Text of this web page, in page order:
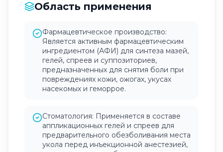
Область применения
Фармацевтическое производство:
Является активным фармацевтическим
ингредиентом (АФИ) для синтеза мазей,
гелей, спреев и суппозиториев,
предназначенных для снятия боли при
повреждениях кожи, ожогах, укусах
насекомых и геморрое.
Стоматология: Применяется в составе
аппликационных гелей и спреев для
предварительного обезболивания места
укола перед инъекционной анестезией,